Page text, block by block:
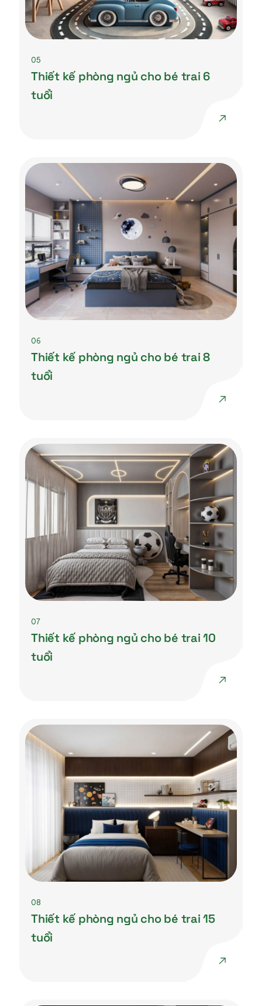
05
Thiết kế phòng ngủ cho bé trai 6
tuổi
06
Thiết kế phòng ngủ cho bé trai 8
tuổi
07
Thiết kế phòng ngủ cho bé trai 10
tuổi
08
Thiết kế phòng ngủ cho bé trai 15
tuổi